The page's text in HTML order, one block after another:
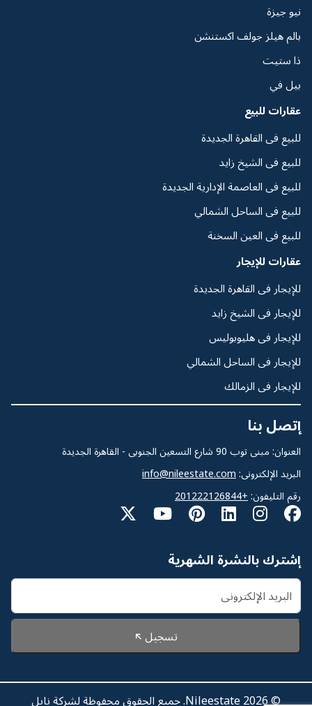
نيو جيزة
بالم هيلز جولف اكستنشن
ذا ستيت
بيل في
عقارات للبيع
للبيع فى القاهرة الجديدة
للبيع فى الشيخ زايد
للبيع فى العاصمة الإدارية الجديدة
للبيع فى الساحل الشمالي
للبيع فى العين السخنة
عقارات للإيجار
للإيجار فى القاهرة الجديدة
للإيجار فى الشيخ زايد
للإيجار فى هليوبوليس
للإيجار فى الساحل الشمالي
للإيجار فى الزمالك
إتصل بنا
العنوان: مبنى توب 90 شارع التسعين الجنوبى - القاهرة الجديدة
البريد الإلكترونى: info@nileestate.com
رقم التليفون: +201222126844
إشترك بالنشرة الشهرية
تسجيل
© 2026 Nileestate. جميع الحقوق محفوظة لشركة نايل